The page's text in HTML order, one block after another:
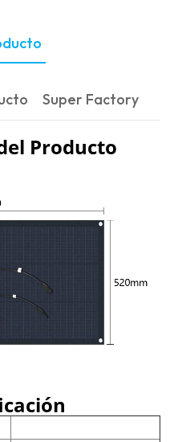
Super Factory
Producto